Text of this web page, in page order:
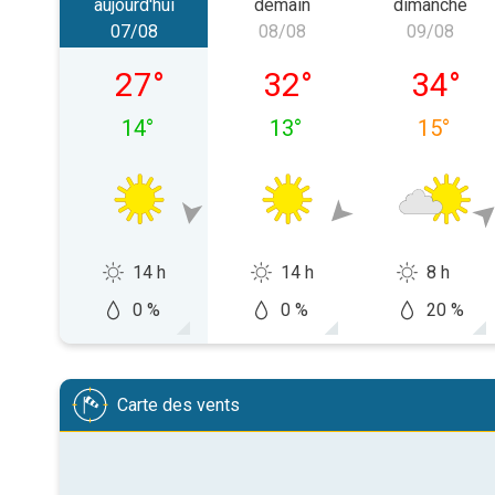
aujourd'hui
vendredi 07/08
07/08
27°
14°
14 h
0 %
demain
samedi 08/08
08/08
32°
13°
14 h
0 %
dimanche
09/08
34°
15°
8 h
20 %
Carte des vents